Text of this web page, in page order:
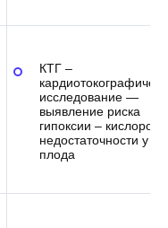
КТГ –
исследование —
выявление риска
гипоксии –
недостаточности у
плода